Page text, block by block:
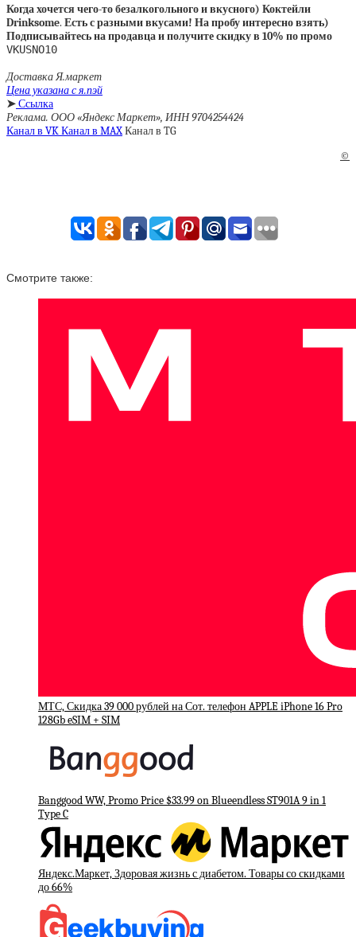
Когда хочется чего-то безалкогольного и вкусного) Коктейли
Drinksome. Есть с разными вкусами! На пробу интересно взять)
Подписывайтесь на продавца и получите скидку в 10% по промо
VKUSNO10
Доставка Я.маркет
Цена указана с я.пэй
➤Ссылка
Реклама. ООО «Яндекс Маркет», ИНН 9704254424
Канал в VKКанал в MAXКанал в TG
©
Смотрите также:
МТС, Скидка 39 000 рублей на Сот. телефон APPLE iPhone 16 Pro
128Gb eSIM + SIM
Banggood WW, Promo Price $33.99 on Blueendless ST901A 9 in 1
Type C
Яндекс.Маркет, Здоровая жизнь с диабетом. Товары со скидками
до 66%